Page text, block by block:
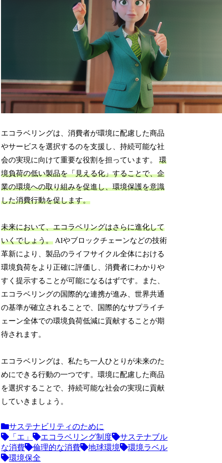
エコラベリングは、消費者が環境に配慮した商品
やサービスを選択するのを支援し、持続可能な社
会の実現に向けて重要な役割を担っています。環
境負荷の低い製品を「見える化」することで、企
業の環境への取り組みを促進し、環境保護を意識
した消費行動を促します。
未来において、エコラベリングはさらに進化して
いくでしょう。 AIやブロックチェーンなどの技術
革新により、製品のライフサイクル全体における
環境負荷をより正確に評価し、消費者にわかりや
すく提示することが可能になるはずです。また、
エコラベリングの国際的な連携が進み、世界共通
の基準が確立されることで、国際的なサプライチ
ェーン全体での環境負荷低減に貢献することが期
待されます。
エコラベリングは、私たち一人ひとりが未来のた
めにできる行動の一つです。環境に配慮した商品
を選択することで、持続可能な社会の実現に貢献
していきましょう。
サステナビリティのために
「エ」
エコラベリング制度
サステナブル
な消費
倫理的な消費 地球環境
環境ラベル
環境保全